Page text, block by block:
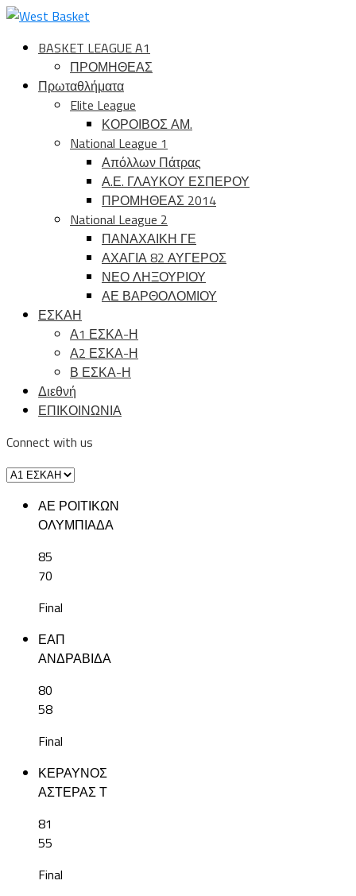
BASKET LEAGUE A1
ΠΡΟΜΗΘΕΑΣ
Πρωταθλήματα
Elite League
ΚΟΡΟΙΒΟΣ ΑΜ.
National League 1
Απόλλων Πάτρας
Α.Ε. ΓΛΑΥΚΟΥ ΕΣΠΕΡΟΥ
ΠΡΟΜΗΘΕΑΣ 2014
National League 2
ΠΑΝΑΧΑΙΚΗ ΓΕ
ΑΧΑΓΙΑ 82 ΑΥΓΕΡΟΣ
ΝΕΟ ΛΗΞΟΥΡΙΟΥ
ΑΕ ΒΑΡΘΟΛΟΜΙΟΥ
ΕΣΚΑΗ
Α1 ΕΣΚΑ-Η
Α2 ΕΣΚΑ-Η
Β ΕΣΚΑ-Η
Διεθνή
ΕΠΙΚΟΙΝΩΝΙΑ
Connect with us
ΑΕ ΡΟΙΤΙΚΩΝ
ΟΛΥΜΠΙΑΔΑ
85
70
Final
ΕΑΠ
ΑΝΔΡΑΒΙΔΑ
80
58
Final
ΚΕΡΑΥΝΟΣ
ΑΣΤΕΡΑΣ Τ
81
55
Final